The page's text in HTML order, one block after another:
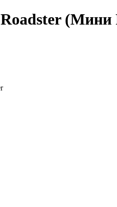
(Мини